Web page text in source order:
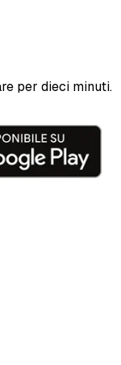
per dieci minuti.